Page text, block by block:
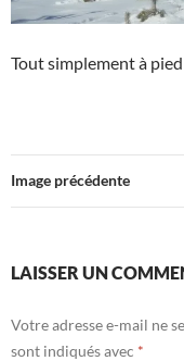
Tout simplement à
Image précédente
LAISSER UN
Votre adresse e-mail ne
sont indiqués avec *